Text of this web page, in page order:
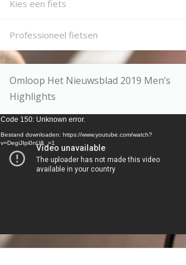
Kies een fiets
Professioneel fietsen
Omloop Het Nieuwsblad 2019 Men’s
Highlights
Code 150: Unknown error.
Bestand downloaden: https://www.youtube.com/watch?
v=DegiJIpi0nU&_=1